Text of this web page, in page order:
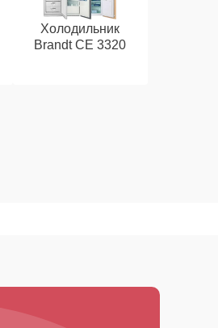
Холодильник
Brandt CE 3320